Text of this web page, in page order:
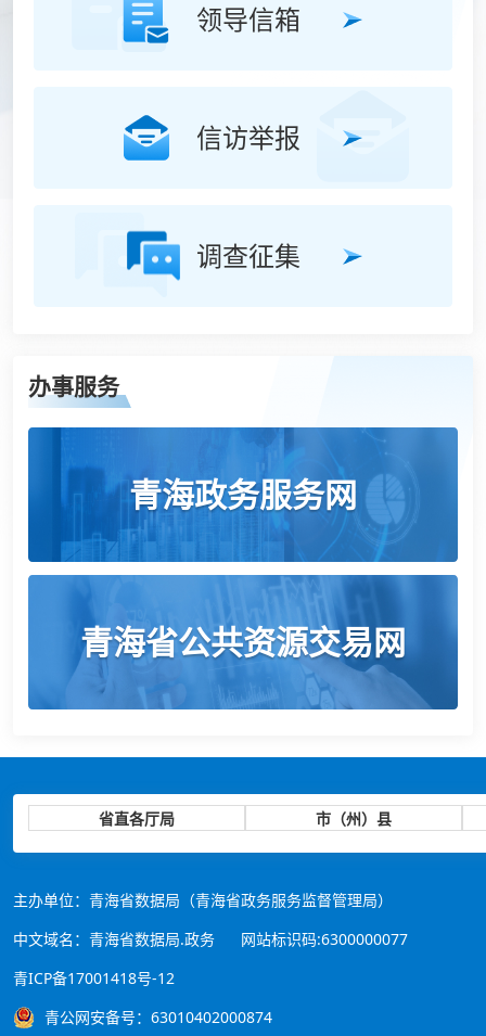
领导信箱
信访举报
调查征集
办事服务
青海政务服务网
青海省公共资源交易网
省直各厅局 市（州）县
主办单位：青海省数据局（青海省政务服务监督管理局）
中文域名：青海省数据局.政务
网站标识码:6300000077
青ICP备17001418号-12
青公网安备号：63010402000874